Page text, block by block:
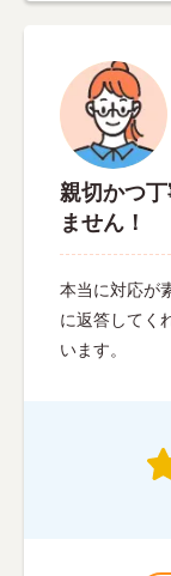
親切かつ
ません！
本当に対応が
に返答してく
います。